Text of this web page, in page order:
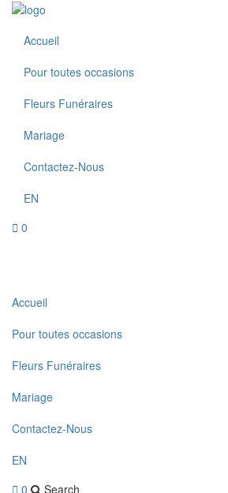
Accueil
Pour toutes occasions
Fleurs Funéraires
Mariage
Contactez-Nous
EN
0
Accueil
Pour toutes occasions
Fleurs Funéraires
Mariage
Contactez-Nous
EN
0
Search